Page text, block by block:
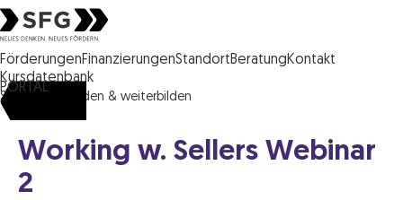
Steirische Wirtschaftsförderungsgesellschaft mbH SFG Logo
FörderungenFinanzierungenStandortBeratungKontakt
PORTAL
Kursdatenbank
SFG ausbilden & weiterbilden
Working w. Sellers Webinar
2